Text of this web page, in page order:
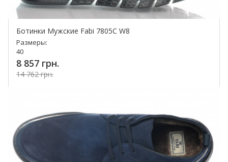
Ботинки Мужские Fabi 7805C W8
Размеры:
40
8 857 грн.
14 762 грн.